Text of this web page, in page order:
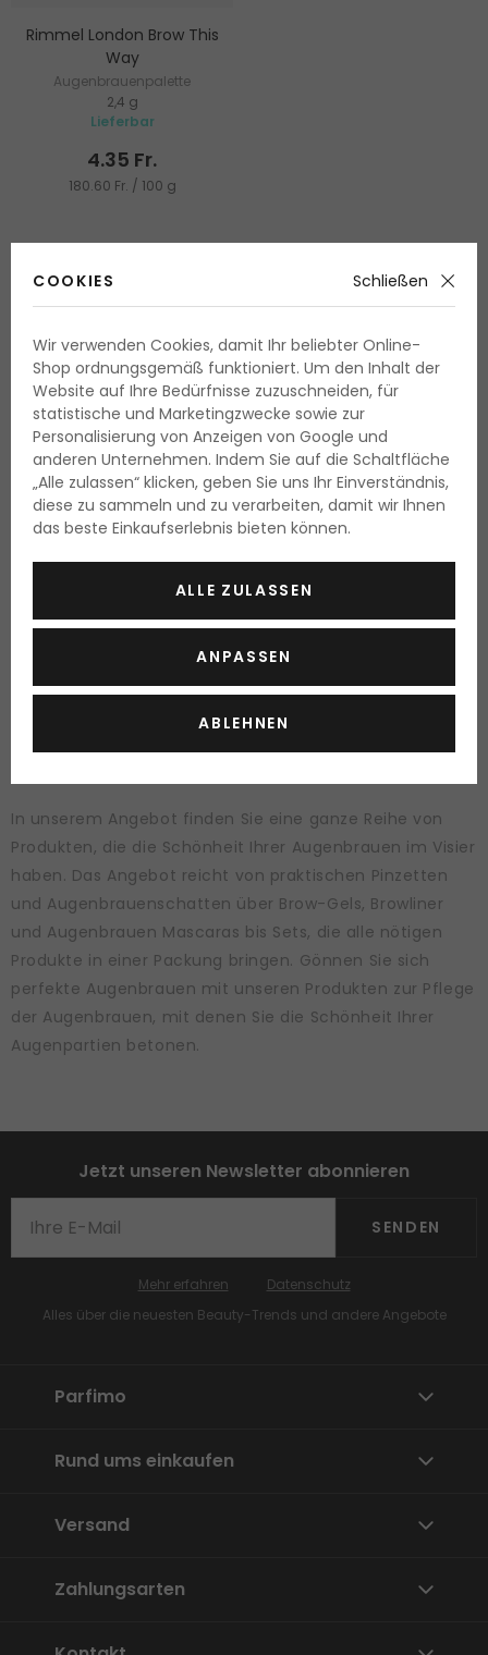
Rimmel London Brow This
Way
Augenbrauenpalette
2,4 g
Lieferbar
4.35 Fr.
180.60 Fr. / 100 g
Fällt der Blick ins Gesicht, dann wird er meist auf die
Augenpartie gelenkt. Darüber hinaus sind die Augen und
die Augenbrauen ein Teil der Mimik. Beide bestimmen
zum grössten Teil Ihren Gesichtsausdruck. Sie bilden
eine Art Rahmen für unser Gesicht, je nach
Formgebung, Betonung udn Farbton können sie dem
Gesicht einen ganz anderen Ausdruck verleihen. Die
Modellierung der Augenbrauen ist deshalb vor grosser
Wichtigkeit. Nur wenige von uns können mit
wohlgeformten, natürlich dichten Augenbrauen prahlen,
Kosmetik, mit denen Sie das perfekte erwünschte
Ergebnis erzielen können.
In unserem Angebot finden Sie eine ganze Reihe von
Produkten, die die Schönheit Ihrer Augenbrauen im Visier
haben. Das Angebot reicht von praktischen Pinzetten
und Augenbrauenschatten über Brow-Gels, Browliner
und Augenbrauen Mascaras bis Sets, die alle nötigen
Produkte in einer Packung bringen. Gönnen Sie sich
perfekte Augenbrauen mit unseren Produkten zur Pflege
der Augenbrauen, mit denen Sie die Schönheit Ihrer
Augenpartien betonen.
Jetzt unseren Newsletter abonnieren
SENDEN
Alles über die neuesten Beauty-Trends und andere Angebote
Mehr erfahren Datenschutz
Parfimo
Rund ums einkaufen
Versand
Zahlungsarten
COOKIES Schließen
Wir verwenden Cookies, damit Ihr beliebter Online-
Shop ordnungsgemäß funktioniert. Um den Inhalt der
Website auf Ihre Bedürfnisse zuzuschneiden, für
statistische und Marketingzwecke sowie zur
Personalisierung von Anzeigen von Google und
anderen Unternehmen. Indem Sie auf die Schaltfläche
„Alle zulassen“ klicken, geben Sie uns Ihr Einverständnis,
diese zu sammeln und zu verarbeiten, damit wir Ihnen
das beste Einkaufserlebnis bieten können.
ALLE ZULASSEN
ANPASSEN
ABLEHNEN